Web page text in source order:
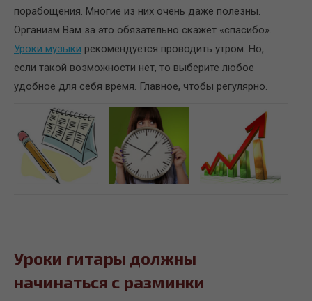
порабощения. Многие из них очень даже полезны.
Организм Вам за это обязательно скажет «спасибо».
Уроки музыки рекомендуется проводить утром. Но,
если такой возможности нет, то выберите любое
удобное для себя время. Главное, чтобы регулярно.
Уроки гитары должны
начинаться с разминки